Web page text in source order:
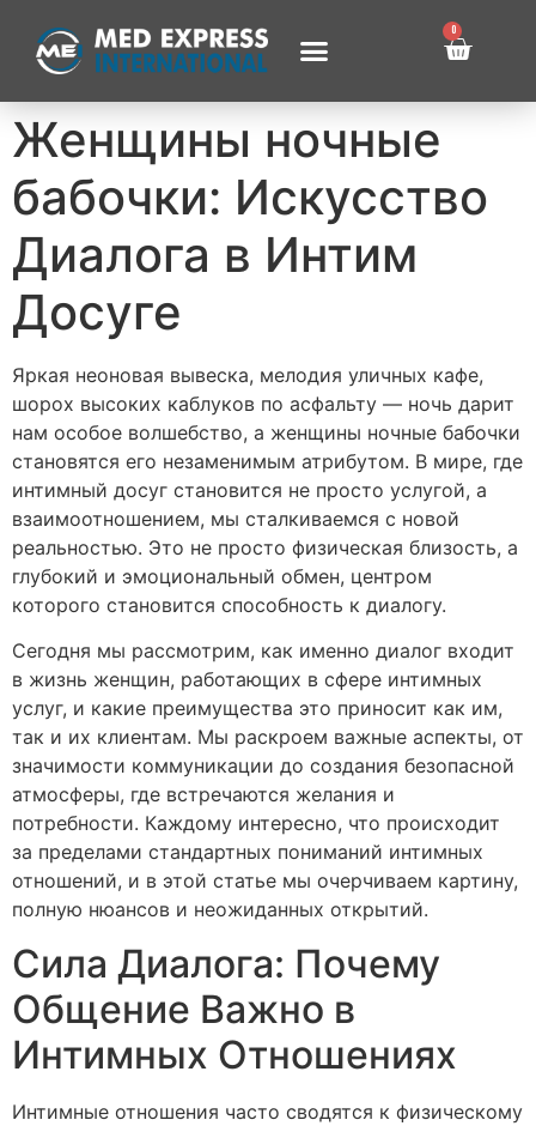
0
Женщины ночные
бабочки: Искусство
Диалога в Интим
Досуге
Яркая неоновая вывеска, мелодия уличных кафе,
шорох высоких каблуков по асфальту — ночь дарит
нам особое волшебство, а женщины ночные бабочки
становятся его незаменимым атрибутом. В мире, где
интимный досуг становится не просто услугой, а
взаимоотношением, мы сталкиваемся с новой
реальностью. Это не просто физическая близость, а
глубокий и эмоциональный обмен, центром
которого становится способность к диалогу.
Сегодня мы рассмотрим, как именно диалог входит
в жизнь женщин, работающих в сфере интимных
услуг, и какие преимущества это приносит как им,
так и их клиентам. Мы раскроем важные аспекты, от
значимости коммуникации до создания безопасной
атмосферы, где встречаются желания и
потребности. Каждому интересно, что происходит
за пределами стандартных пониманий интимных
отношений, и в этой статье мы очерчиваем картину,
полную нюансов и неожиданных открытий.
Сила Диалога: Почему
Общение Важно в
Интимных Отношениях
Интимные отношения часто сводятся к физическому